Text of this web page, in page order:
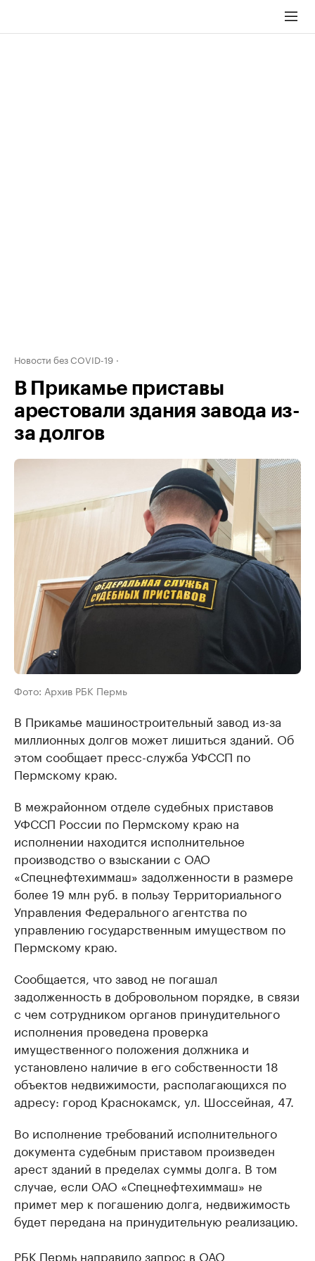
Новости без COVID-19
В Прикамье приставы
арестовали здания завода из-
за долгов
Фото: Архив РБК Пермь
В Прикамье машиностроительный завод из-за
миллионных долгов может лишиться зданий. Об
этом сообщает пресс-служба УФССП по
Пермскому краю.
В межрайонном отделе судебных приставов
УФССП России по Пермскому краю на
исполнении находится исполнительное
производство о взыскании с ОАО
«Спецнефтехиммаш» задолженности в размере
более 19 млн руб. в пользу Территориального
Управления Федерального агентства по
управлению государственным имуществом по
Пермскому краю.
Сообщается, что завод не погашал
задолженность в добровольном порядке, в связи
с чем сотрудником органов принудительного
исполнения проведена проверка
имущественного положения должника и
установлено наличие в его собственности 18
объектов недвижимости, располагающихся по
адресу: город Краснокамск, ул. Шоссейная, 47.
Во исполнение требований исполнительного
документа судебным приставом произведен
арест зданий в пределах суммы долга. В том
случае, если ОАО «Спецнефтехиммаш» не
примет мер к погашению долга, недвижимость
будет передана на принудительную реализацию.
РБК Пермь направило запрос в ОАО